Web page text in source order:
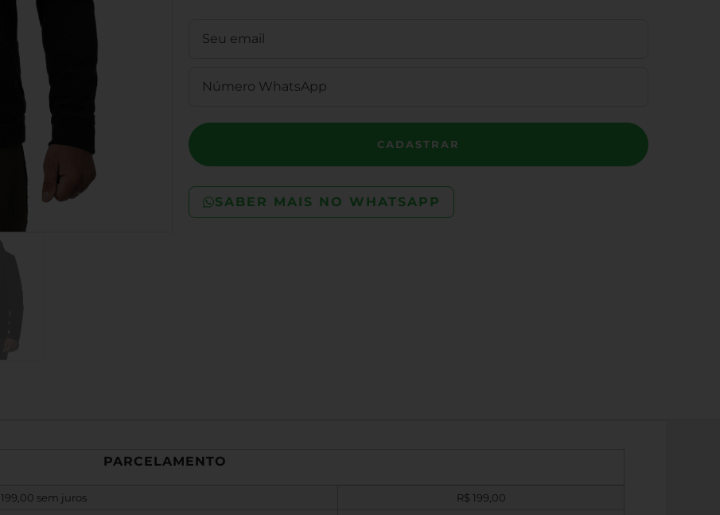
CADASTRAR
SABER MAIS NO WHATSAPP
PARCELAMENTO
199,00 sem juros R$ 199,00